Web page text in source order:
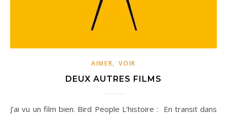
AIMER,VOIR
DEUX AUTRES FILMS
J’ai vu un film bien. Bird People L’histoire : En transit dans